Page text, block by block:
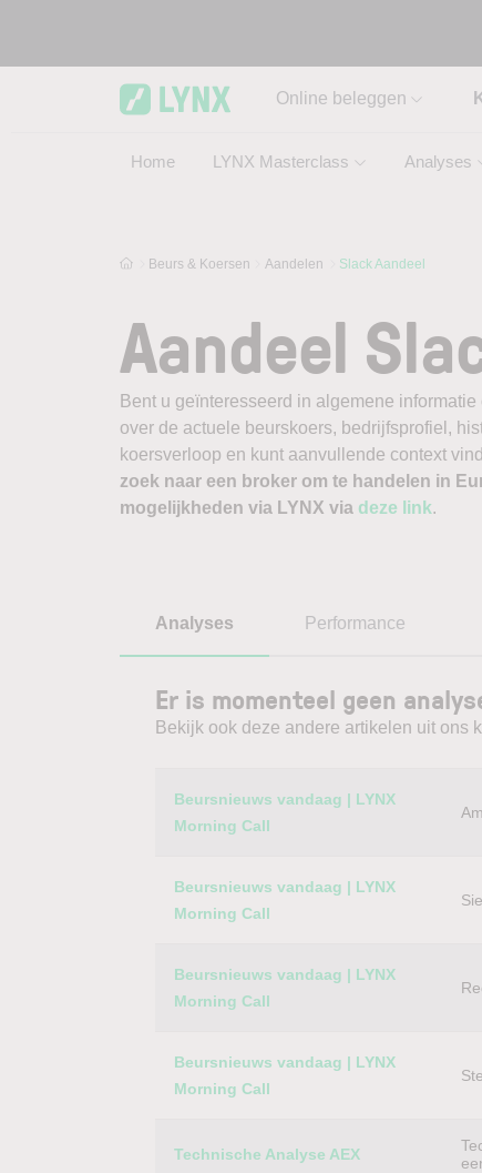
Online beleggen
Home LYNX Masterclass Analyses
Beurs & Koersen Aandelen Slack Aandeel
Aandeel
Bent u geïnteresseerd in algemene
over de actuele beurskoers, bedrijfsprofiel,
koersverloop en kunt aanvullende context
zoek naar een broker om te handelen in
mogelijkheden via LYNX via deze link.
Analyses Performance
Er is momenteel geen
Bekijk ook deze andere artikelen uit ons
Category Titel
Beursnieuws vandaag | LYNX
Morning Call
Beursnieuws vandaag | LYNX
Morning Call
Beursnieuws vandaag | LYNX
Morning Call
Beursnieuws vandaag | LYNX
Morning Call
Technische Analyse AEX